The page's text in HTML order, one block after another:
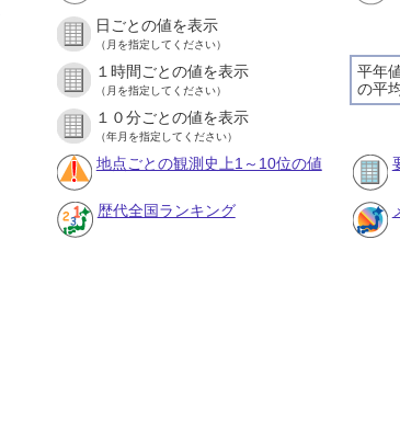
日ごとの値を表示
（月を指定してください）
平年
の平
１時間ごとの値を表示
（月を指定してください）
１０分ごとの値を表示
（年月を指定してください）
地点ごとの観測史上1～10位の値
歴代全国ランキング